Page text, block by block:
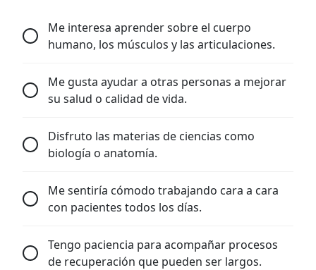
Me interesa aprender sobre el cuerpo
humano, los músculos y las articulaciones.
Me gusta ayudar a otras personas a mejorar
su salud o calidad de vida.
Disfruto las materias de ciencias como
biología o anatomía.
Me sentiría cómodo trabajando cara a cara
con pacientes todos los días.
Tengo paciencia para acompañar procesos
de recuperación que pueden ser largos.